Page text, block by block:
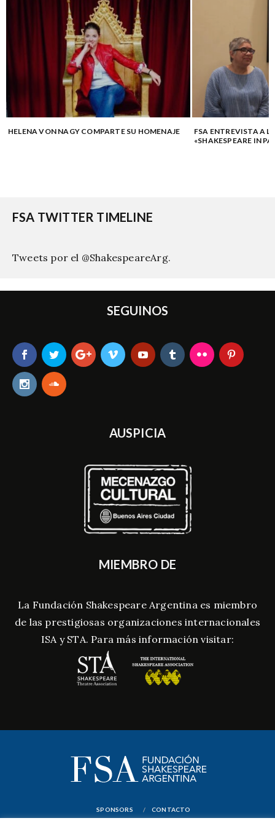
HELENA VON NAGY COMPARTE SU HOMENAJE
FSA ENTREVISTA A
«SHAKESPEARE IN
FSA TWITTER TIMELINE
Tweets por el @ShakespeareArg.
SEGUINOS
AUSPICIA
MIEMBRO DE
La Fundación Shakespeare Argentina es miembro
de las prestigiosas organizaciones internacionales
ISA y STA. Para más información visitar:
SPONSORS CONTACTO